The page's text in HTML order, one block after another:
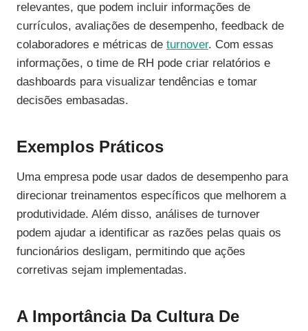
relevantes, que podem incluir informações de
currículos, avaliações de desempenho, feedback de
colaboradores e métricas de turnover. Com essas
informações, o time de RH pode criar relatórios e
dashboards para visualizar tendências e tomar
decisões embasadas.
Exemplos Práticos
Uma empresa pode usar dados de desempenho para
direcionar treinamentos específicos que melhorem a
produtividade. Além disso, análises de turnover
podem ajudar a identificar as razões pelas quais os
funcionários desligam, permitindo que ações
corretivas sejam implementadas.
A Importância Da Cultura De